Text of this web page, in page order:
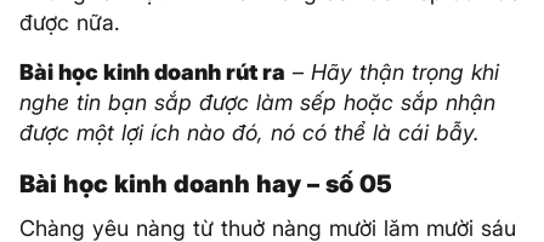
được nữa.
Bài học kinh doanh rút ra – Hãy thận trọng khi
nghe tin bạn sắp được làm sếp hoặc sắp nhận
được một lợi ích nào đó, nó có thể là cái bẫy.
Bài học kinh doanh hay – số 05
Chàng yêu nàng từ thuở nàng mười lăm mười sáu